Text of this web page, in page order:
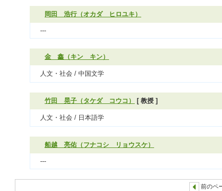
岡田 浩行（オカダ ヒロユキ）
---
金 鑫（キン キン）
人文・社会 / 中国文学
竹田 晃子（タケダ コウコ） [ 教授 ]
人文・社会 / 日本語学
船越 亮佑（フナコシ リョウスケ）
---
前のペ